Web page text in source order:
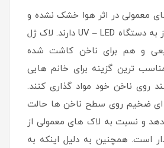
معمولی در اثر هوا خشک نشده و
برای خشک شدن نیاز به دستگاه UV – LED دارند. لاک ژل
و هم برای ناخن کاشت شده
ترین گزینه برای خانم هایی
روی ناخن خود مواد گذاری کنند.
ای ضخیم روی سطح ناخن ها حالت
و نسبت به لاک های معمولی از
است. همچنین به دلیل اینکه به